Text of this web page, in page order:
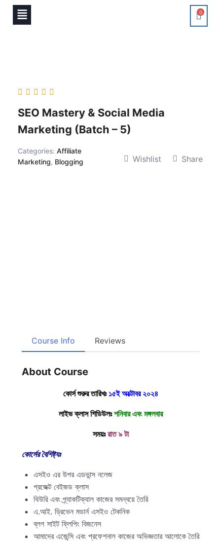
0
SEO Mastery & Social Media
Marketing (Batch – 5)
Categories: Affiliate
Marketing, Blogging Wishlist Share
Course Info Reviews
About Course
কোর্স শুরুর তারিখঃ ১৫ই অক্টোবর ২০২৪
লাইভ ক্লাস শিডিউলঃশনিবার এবং মঙ্গলবার
সময়ঃরাত ৯ টা
কোর্সের বৈশিষ্ট্যঃ
এসইও এর উপর এডভান্স নলেজ
প্রজেক্ট বেইজড ক্লাস
থিউরি এবং প্র্যাকটিক্যাল কাজের সমন্বয়ে তৈরি
এ.আই. ড্রিভেন মডার্ন এসইও টেকনিক
ব্লগ সাইট ফ্লিপিং বিজনেস
আমাদের এজেন্সি এবং প্রফেশনাল কাজের অভিজ্ঞতার আলোকে তৈরি